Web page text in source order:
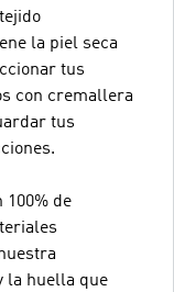
la piel seca
tus
con cremallera
tus
100% de
la huella que